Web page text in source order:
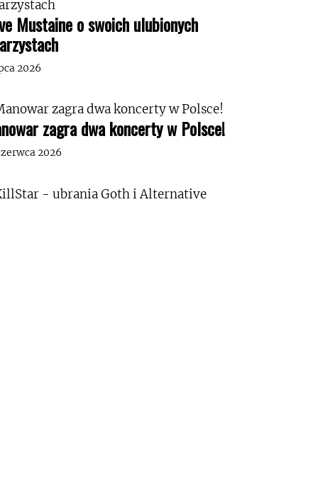
Mustaine o swoich ulubionych
2026
zagra dwa koncerty w Polsce!
2026